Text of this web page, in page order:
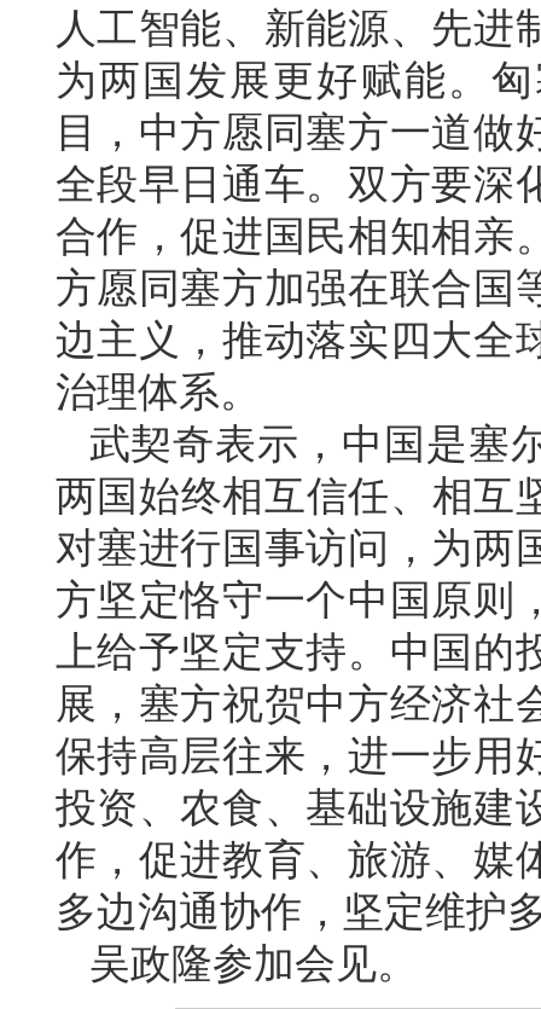
人工智能、新能源、先进
为两国发展更好赋能。
目，中方愿同塞方一道做
全段早日通车。双方要深
合作，促进国民相知相亲
方愿同塞方加强在联合国
边主义，推动落实四大全
治理体系。
武契奇表示，中国是塞
两国始终相互信任、相互
对塞进行国事访问，为两
方坚定恪守一个中国原则
上给予坚定支持。中国
展，塞方祝贺中方经济社
保持高层往来，进一步用
投资、农食、基础设施建
作，促进教育、旅游、媒
多边沟通协作，坚定维护
吴政隆参加会见。